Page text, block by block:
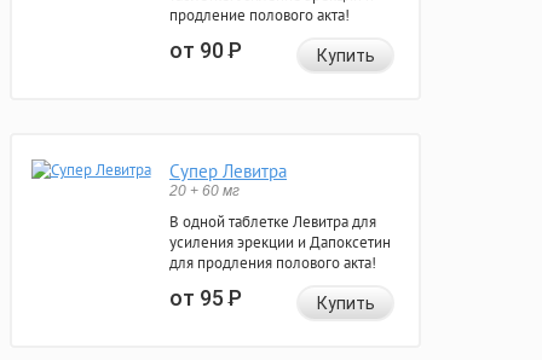
продление полового акта!
от 90Р Купить
Супер Левитра
20 + 60 мг
В одной таблетке Левитра для
усиления эрекции и Дапоксетин
для продления полового акта!
от 95Р Купить